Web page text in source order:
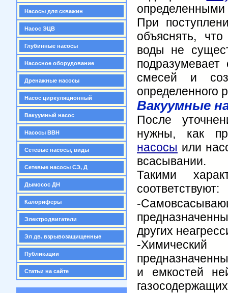
Насосы для скважин
Насос ЭЦВ
Глубинные насосы
Насосное оборудование
Дренажные насосы
Насос циркуляционный
Вакуумный насос
Насосы ВВН
Сетевые насосы, виды
Сетевые насосы СЭ, Д
Дымосос ДН
Калориферы
Электродвигатели
Эл дв. взрывозащищенные
Публикации
Статьи на сайте
При
объяснять,
воды не
подразумевает
смесей и
определенного
Вакуумные
После
нужны, как
насосы или
всасывании.
Такими
соответствуют:
-
других
-
и емкостей